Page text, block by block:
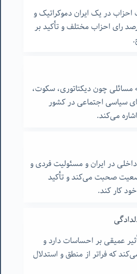
در یک ایران دموکراتیک و
رای احزاب مختلف و تأکید بر
مسائلی چون دیکتاتوری، سکوت،
سیاسی اجتماعی در کشور
می‌کند.
داخلی در ایران و مسئولیت فردی و
صحبت می‌کند و تأکید
کار کند.
عمیقی بر احساسات دارد و
که فراتر از منطق و استدلال